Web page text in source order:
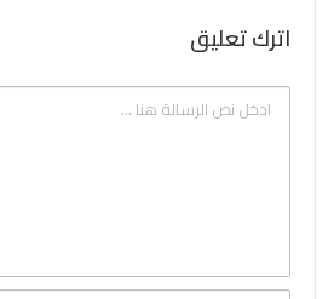
اترك تعليق